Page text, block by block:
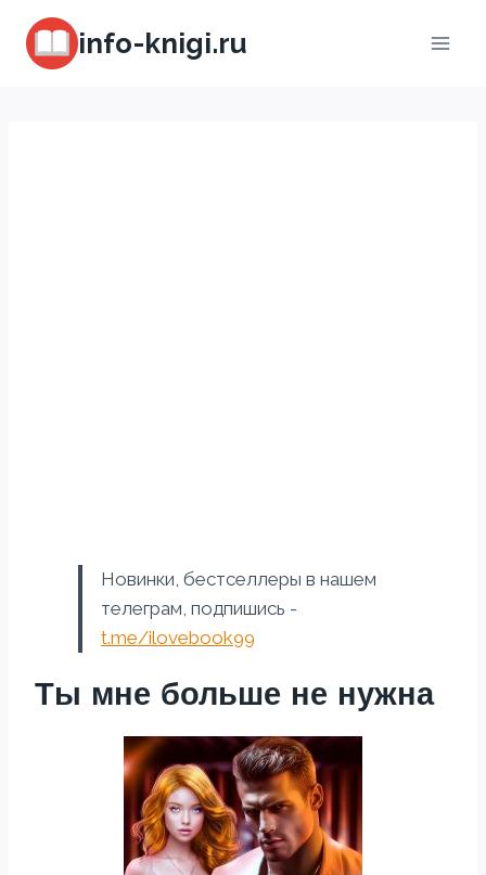
Перейти
содержимому
info-knigi.ru
Новинки, бестселлеры в нашем
телеграм, подпишись -
t.me/ilovebook99
Ты мне больше не нужна